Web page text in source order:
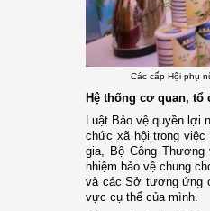
Các cấp Hội phụ
Hệ thống cơ quan,
Luật Bảo vệ quyền
chức xã hội trong việc
gia, Bộ Công
nhiệm bảo vệ chung
và các Sở tương ứng
vực cụ thể của mình.